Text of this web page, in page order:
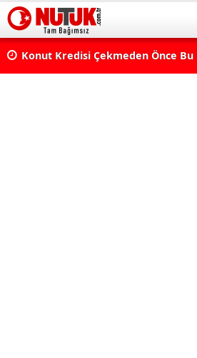
Konut Kredisi Çekmeden Önce Bu